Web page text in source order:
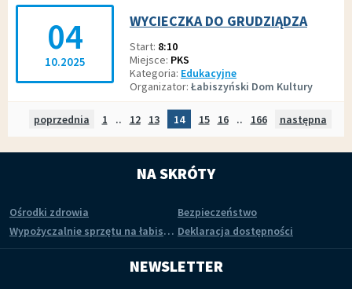
04
10.2025
WYCIECZKA DO GRUDZIĄDZA
Start 8:10
Miejsce PKS
Kategoria Edukacyjne
Organizator Łabiszyński Dom Kultury
poprzednia strona
Strona
1 .. Strona
12 Strona
13 Strona
14 Strona
15 Strona
16 .. Strona
166 następna
NA SKRÓTY
Ośrodki zdrowia
Bezpieczeństwo
Wypożyczalnie sprzętu na łabiszyńskiej wyspie Deklaracja dostępności
NEWSLETTER